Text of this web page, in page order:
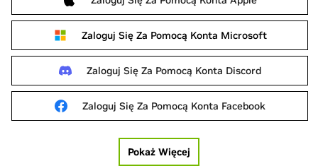
Zaloguj Się Za Pomocą Konta Microsoft
Zaloguj Się Za Pomocą Konta Discord
Zaloguj Się Za Pomocą Konta Facebook
Pokaż Więcej